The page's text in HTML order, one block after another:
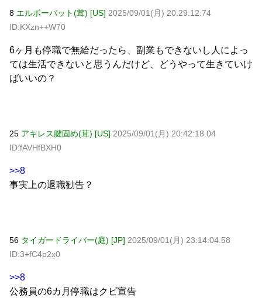
8 エルボーバット(茸) [US] 2025/09/01(月) 20:29:12.74
ID:KXzn++W70
6ヶ月も停職で無給だったら、副業もできないし人によっ
ては生活できないと思うんだけど、どうやって生きていけ
ばいいの？
25 アキレス腱固め(茸) [US] 2025/09/01(月) 20:42:18.04
ID:fAVHfBXH0
>>8
事実上の退職勧告？
56 タイガードライバー(庭) [JP] 2025/09/01(月) 23:14:04.58
ID:3+fC4p2x0
>>8
公務員の6カ月停職はクビ宣告